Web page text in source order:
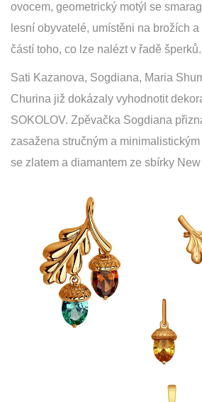
ovocem, geometrický motýl se
lesní obyvatelé, umístěni na brožích
částí toho, co lze nalézt v řadě šperků.
Sati Kazanova, Sogdiana, Maria
Churina již dokázaly vyhodnotit
SOKOLOV. Zpěvačka Sogdiana
zasažena stručným a
se zlatem a diamantem ze sbírky